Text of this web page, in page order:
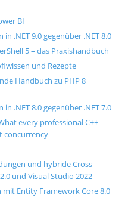
BI
.NET 9.0 gegenüber .NET 8.0
5 – das Praxishandbuch
und Rezepte
Handbuch zu PHP 8
.NET 8.0 gegenüber .NET 7.0
every professional C++
concurrency
und hybride Cross-
und Visual Studio 2022
Entity Framework Core 8.0